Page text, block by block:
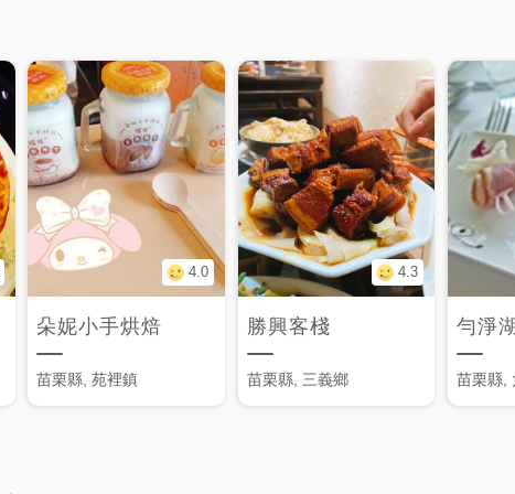
4.0
朵妮小手烘焙
苗栗縣, 苑裡鎮
4.3
勝興客棧
苗栗縣, 三義鄉
勻淨
苗栗縣,